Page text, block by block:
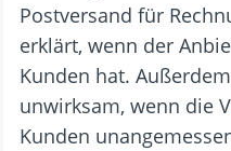
Postversand für
erklärt, wenn der
Kunden hat.
unwirksam, wenn die
Kunden